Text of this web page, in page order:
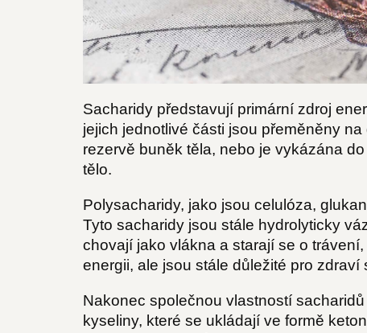
Sacharidy představují primární zdroj
jejich jednotlivé části jsou přeměněny na
rezervě buněk těla, nebo je vykázána
tělo.
Polysacharidy, jako jsou celulóza,
Tyto sacharidy jsou stále hydrolyticky
chovají jako vlákna a starají se o
energii, ale jsou stále důležité pro zdraví
Nakonec společnou vlastností
kyseliny, které se ukládají ve formě